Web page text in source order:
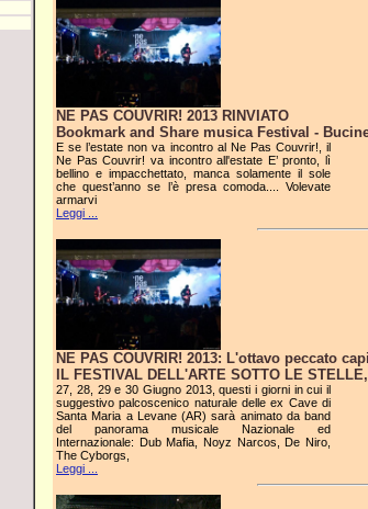
NE PAS COUVRIR! 2013 RINVIATO
Bookmark and Share musica Festival -
E se l’estate non va incontro al Ne Pas Couvrir!, il
Ne Pas Couvrir! va incontro all'estate E’ pronto, lì
bellino e impacchettato, manca solamente il sole
che quest’anno se l’è presa comoda.... Volevate
armarvi
Leggi ...
NE PAS COUVRIR! 2013: L'ottavo peccato
IL FESTIVAL DELL'ARTE SOTTO LE
27, 28, 29 e 30 Giugno 2013, questi i giorni in cui il
suggestivo palcoscenico naturale delle ex Cave di
Santa Maria a Levane (AR) sarà animato da band
del panorama musicale Nazionale ed
Internazionale: Dub Mafia, Noyz Narcos, De Niro,
The Cyborgs,
Leggi ...